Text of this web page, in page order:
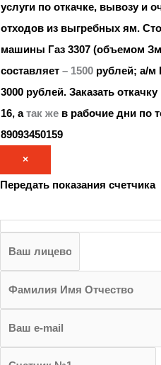
услуги по откачке, вывозу и
отходов из выгребных ям.
машины Газ 3307 (объемом
составляет– 1500 рублей; а/
3000 рублей.Заказать
16, атак же в рабочие дни по
89093450159
×
Передать показания счетчика